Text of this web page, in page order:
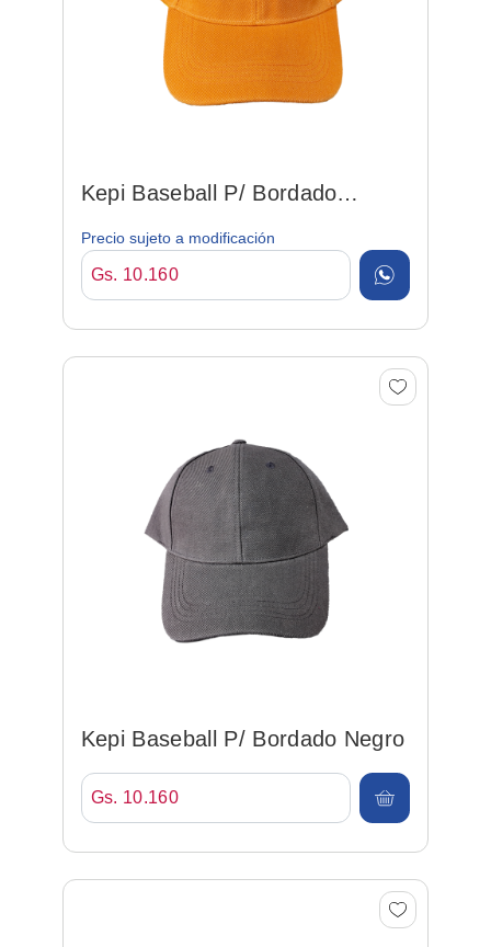
Kepi Baseball P/ Bordado
Naranja
Precio sujeto a modificación
Gs. 10.160
Kepi Baseball P/ Bordado Negro
Gs. 10.160